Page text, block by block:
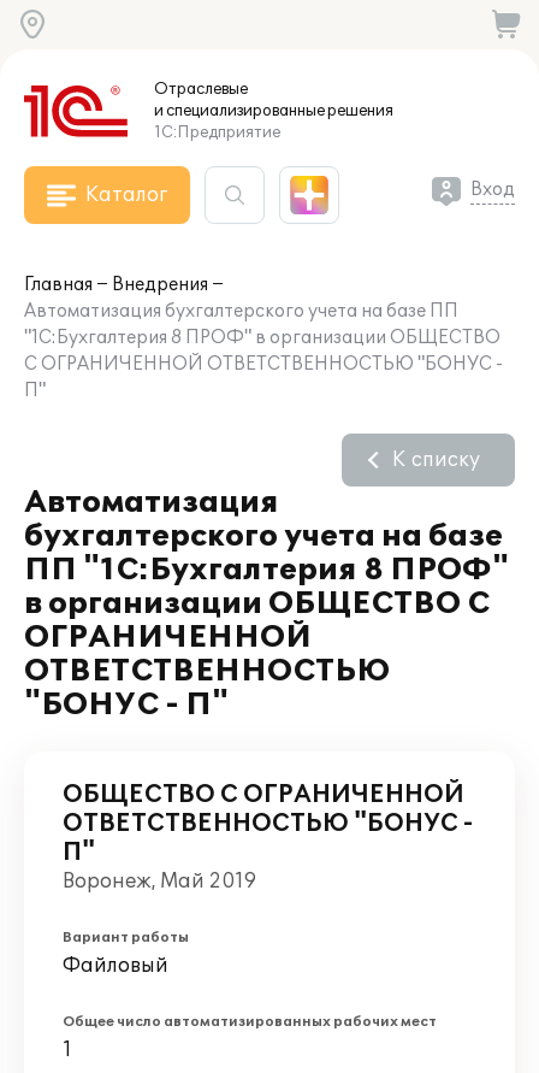
Отраслевые
и специализированныерешения
1С:Предприятие
Каталог Вход
Главная
Внедрения
Автоматизация бухгалтерского учета на базе ПП
"1С:Бухгалтерия 8 ПРОФ" в организации ОБЩЕСТВО
С ОГРАНИЧЕННОЙ ОТВЕТСТВЕННОСТЬЮ "БОНУС -
П"
Автоматизация
бухгалтерского учета на базе
ПП "1С:Бухгалтерия 8 ПРОФ"
в организации ОБЩЕСТВО С
ОГРАНИЧЕННОЙ
ОТВЕТСТВЕННОСТЬЮ
"БОНУС - П"
К списку
ОБЩЕСТВО С ОГРАНИЧЕННОЙ
ОТВЕТСТВЕННОСТЬЮ "БОНУС -
П"
Воронеж, Май 2019
Вариант работы
Файловый
Общее число автоматизированных рабочих мест
1